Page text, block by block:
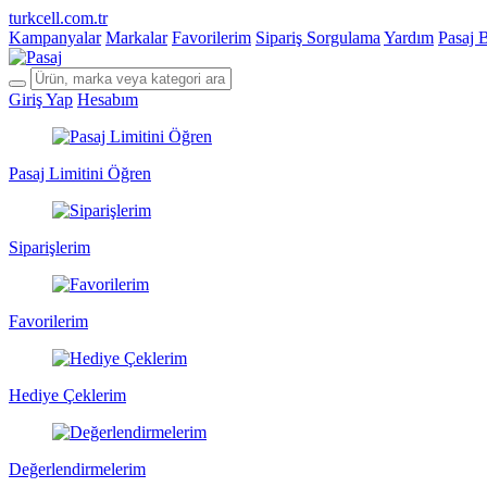
turkcell.com.tr
Kampanyalar Markalar Favorilerim Sipariş Sorgulama Yardım Pasaj
Giriş Yap Hesabım
Pasaj Limitini Öğren
Siparişlerim
Favorilerim
Hediye Çeklerim
Değerlendirmelerim